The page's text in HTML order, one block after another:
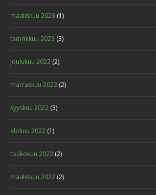
maaliskuu 2023 (1)
tammikuu 2023 (3)
joulukuu 2022 (2)
marraskuu 2022 (2)
syyskuu 2022 (3)
elokuu 2022 (1)
toukokuu 2022 (2)
maaliskuu 2022 (2)